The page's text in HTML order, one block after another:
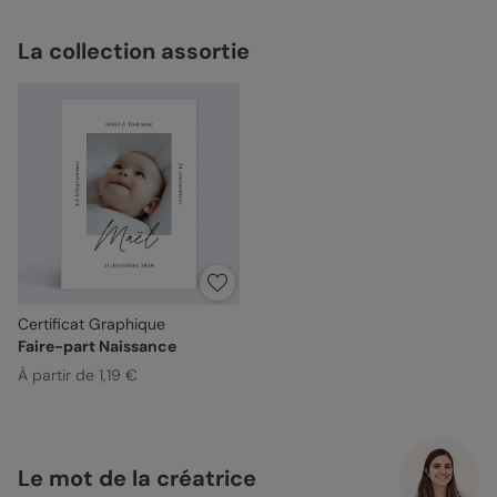
La collection assortie
Certificat Graphique
Faire-part Naissance
À partir de 1,19 €
Le mot de la créatrice